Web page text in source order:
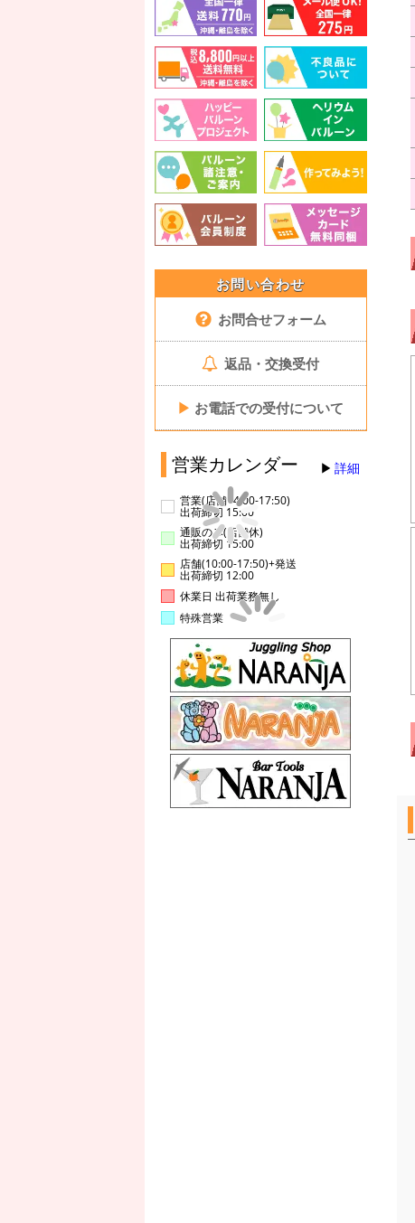
お問い合わせ
お問合せフォーム
返品・交換受付
▶ お電話での受付について
営業カレンダー 詳細
営業(店舗14:00-17:50)
出荷締切 15:00
通販のみ(店舗休)
出荷締切 15:00
店舗(10:00-17:50)+発送
出荷締切 12:00
休業日 出荷業務無し
特殊営業